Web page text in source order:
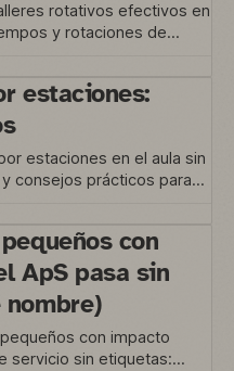
rotativos efectivos en
y rotaciones de
estaciones:
estaciones en el aula sin
consejos prácticos para
con
ApS pasa sin
con impacto
servicio sin etiquetas: